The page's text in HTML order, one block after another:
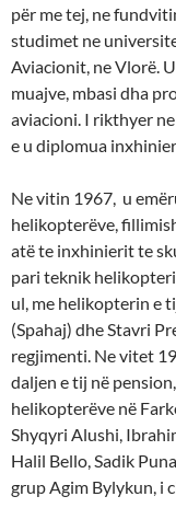
për me tej, ne
studimet ne
Aviacionit, ne Vlorë.
muajve, mbasi dha
aviacioni. I rikthyer
e u diplomua
Ne vitin 1967, u
helikopterëve,
atë te inxhinierit te
pari teknik
ul, me helikopterin e
(Spahaj) dhe Stavri
regjimenti. Ne vitet
daljen e tij në
helikopterëve në
Shyqyri Alushi,
Halil Bello, Sadik
grup Agim Bylykun, i